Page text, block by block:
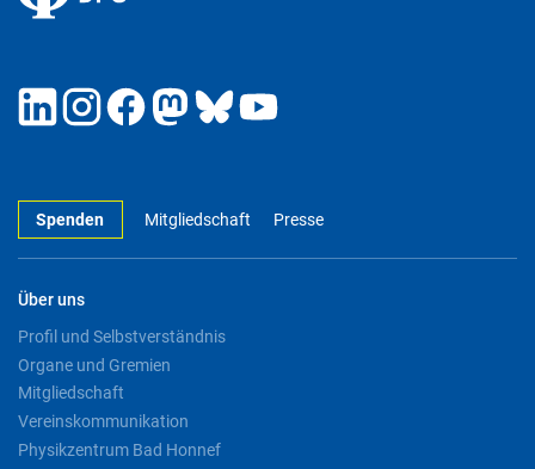
Spenden Mitgliedschaft Presse
Über uns
Profil und Selbstverständnis
Organe und Gremien
Mitgliedschaft
Vereinskommunikation
Physikzentrum Bad Honnef